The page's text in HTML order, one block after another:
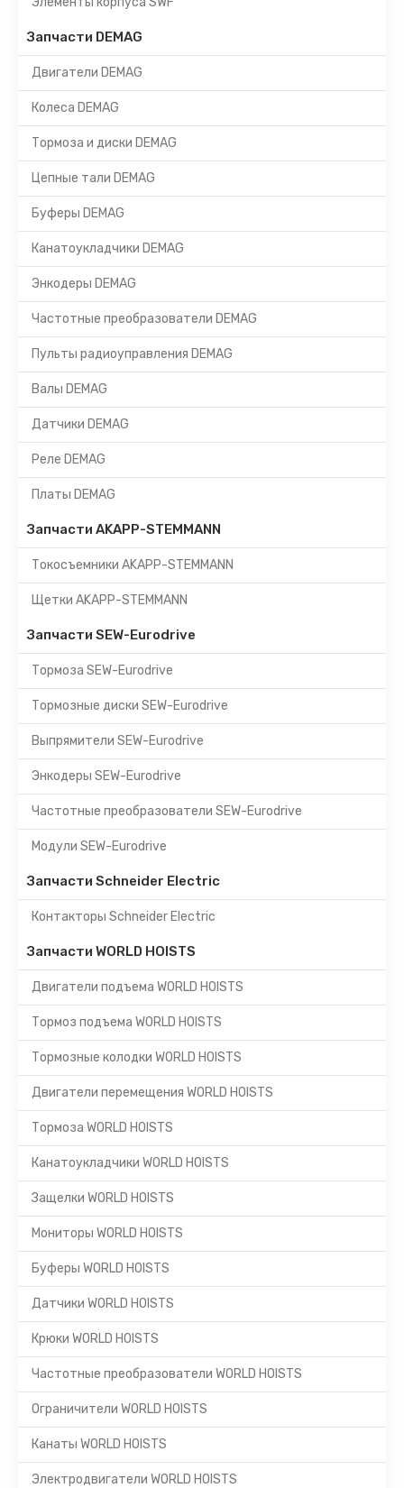
Запчасти DEMAG
Двигатели DEMAG
Колеса DEMAG
Тормоза и диски DEMAG
Цепные тали DEMAG
Буферы DEMAG
Канатоукладчики DEMAG
Энкодеры DEMAG
Частотные преобразователи DEMAG
Пульты радиоуправления DEMAG
Валы DEMAG
Датчики DEMAG
Реле DEMAG
Платы DEMAG
Запчасти AKAPP-STEMMANN
Токосъемники AKAPP-STEMMANN
Щетки AKAPP-STEMMANN
Запчасти SEW-Eurodrive
Тормоза SEW-Eurodrive
Тормозные диски SEW-Eurodrive
Выпрямители SEW-Eurodrive
Энкодеры SEW-Eurodrive
Частотные преобразователи SEW-Eurodrive
Модули SEW-Eurodrive
Запчасти Schneider Electric
Контакторы Schneider Electric
Запчасти WORLD HOISTS
Двигатели подъема WORLD HOISTS
Тормоз подъема WORLD HOISTS
Тормозные колодки WORLD HOISTS
Двигатели перемещения WORLD HOISTS
Тормоза WORLD HOISTS
Канатоукладчики WORLD HOISTS
Защелки WORLD HOISTS
Мониторы WORLD HOISTS
Буферы WORLD HOISTS
Датчики WORLD HOISTS
Крюки WORLD HOISTS
Частотные преобразователи WORLD HOISTS
Ограничители WORLD HOISTS
Канаты WORLD HOISTS
Электродвигатели WORLD HOISTS